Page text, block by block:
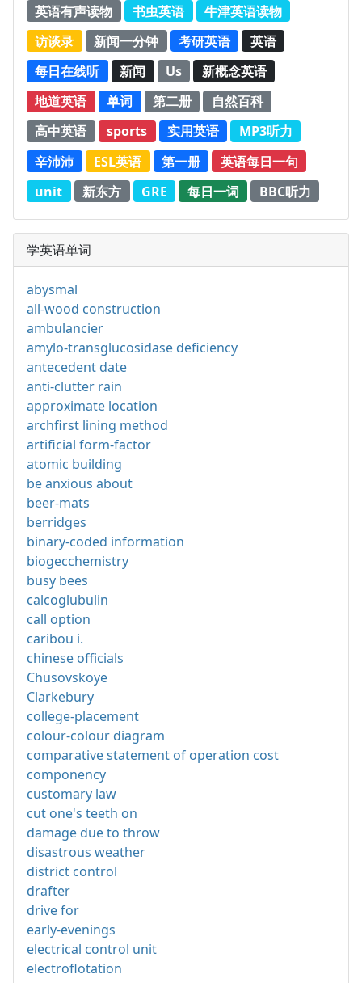
英语有声读物
书虫英语
牛津英语读物
访谈录
新闻一分钟 考研英语
英语
每日在线听
新闻 Us
新概念英语
地道英语
单词 第二册
自然百科
高中英语
sports 实用英语
MP3听力
辛沛沛
ESL英语 第一册
英语每日一句
unit
新东方 GRE 每日一词 BBC听力
学英语单词
abysmal
all-wood construction
ambulancier
amylo-transglucosidase deficiency
antecedent date
anti-clutter rain
approximate location
archfirst lining method
artificial form-factor
atomic building
be anxious about
beer-mats
berridges
binary-coded information
biogecchemistry
busy bees
calcoglubulin
call option
caribou i.
chinese officials
Chusovskoye
Clarkebury
college-placement
colour-colour diagram
comparative statement of operation cost
componency
customary law
cut one's teeth on
damage due to throw
disastrous weather
district control
drafter
drive for
early-evenings
electrical control unit
electroflotation